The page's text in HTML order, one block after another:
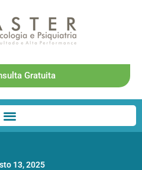
Gratuita
13, 2025